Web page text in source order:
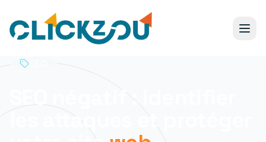
SEO négatif : identifier
les attaques et protéger